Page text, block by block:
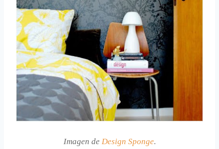
Imagen de Design Sponge.